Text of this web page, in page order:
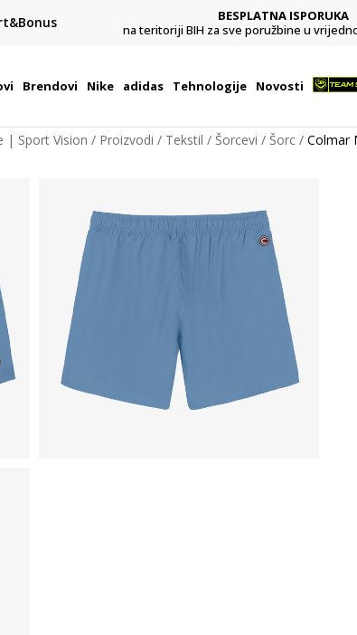
400
BESPLATNA ISPORUKA
na teritoriji BIH za sve poružbine u
Brendovi Nike adidas Tehnologije Novosti
| Sport Vision Proizvodi Tekstil Šorcevi Šorc Colmar